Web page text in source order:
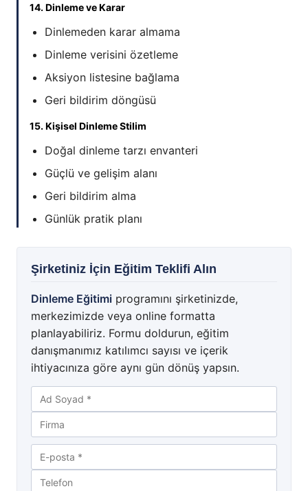
14. Dinleme ve Karar
Dinlemeden karar almama
Dinleme verisini özetleme
Aksiyon listesine bağlama
Geri bildirim döngüsü
15. Kişisel Dinleme Stilim
Doğal dinleme tarzı envanteri
Güçlü ve gelişim alanı
Geri bildirim alma
Günlük pratik planı
Şirketiniz İçin Eğitim Teklifi Alın
Dinleme Eğitimi programını şirketinizde,
merkezimizde veya online formatta
planlayabiliriz. Formu doldurun, eğitim
danışmanımız katılımcı sayısı ve içerik
ihtiyacınıza göre aynı gün dönüş yapsın.